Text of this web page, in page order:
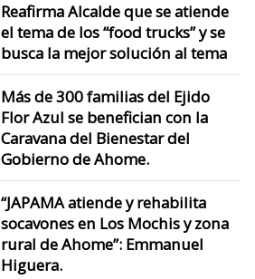
Reafirma Alcalde que se atiende
el tema de los “food trucks” y se
busca la mejor solución al tema
Más de 300 familias del Ejido
Flor Azul se benefician con la
Caravana del Bienestar del
Gobierno de Ahome.
“JAPAMA atiende y rehabilita
socavones en Los Mochis y zona
rural de Ahome”: Emmanuel
Higuera.